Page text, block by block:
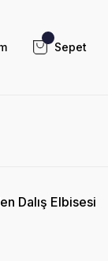
Sepet
Dalış Elbisesi